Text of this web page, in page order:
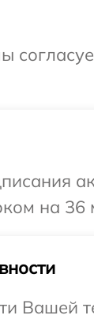
на 36
Вашей